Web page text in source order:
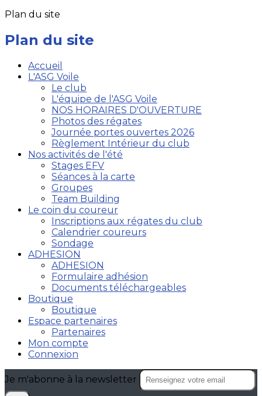
Plan du site
Plan du site
Accueil
L'ASG Voile
Le club
L'équipe de l'ASG Voile
NOS HORAIRES D'OUVERTURE
Photos des régates
Journée portes ouvertes 2026
Règlement Intérieur du club
Nos activités de l'été
Stages EFV
Séances à la carte
Groupes
Team Building
Le coin du coureur
Inscriptions aux régates du club
Calendrier coureurs
Sondage
ADHESION
ADHESION
Formulaire adhésion
Documents téléchargeables
Boutique
Boutique
Espace partenaires
Partenaires
Mon compte
Connexion
Je m'abonne à la newsletter